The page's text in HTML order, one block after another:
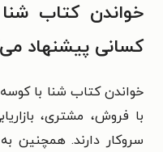
خواندن کتاب
کسانی پیشنهاد
خواندن کتاب شنا با
با فروش، مشتری،
سروکار دارند. همچنین